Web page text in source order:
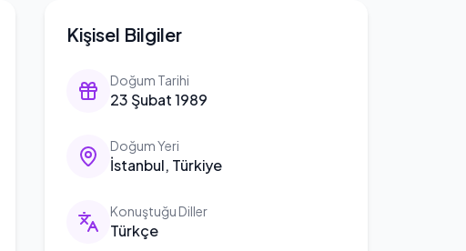
Kişisel Bilgiler
Doğum Tarihi
23 Şubat 1989
Doğum Yeri
İstanbul, Türkiye
Konuştuğu Diller
Türkçe